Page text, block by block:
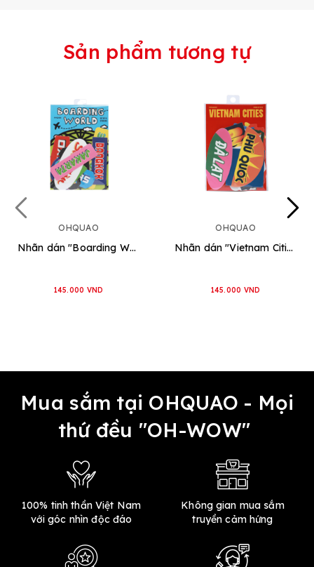
Sản phẩm tương tự
OHQUAO
Nhãn dán "Boarding World"
145.000 VND
OHQUAO
Nhãn dán "Vietnam Cities"
145.000 VND
Mua sắm tại OHQUAO - Mọi
thứ đều "OH-WOW"
100% tinh thần Việt Nam
với góc nhìn độc đáo
Không gian mua sắm
truyền cảm hứng